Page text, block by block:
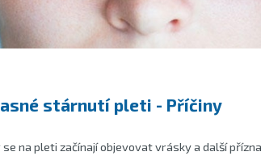
stárnutí pleti - Příčiny
se na pleti začínají objevovat vrásky a další